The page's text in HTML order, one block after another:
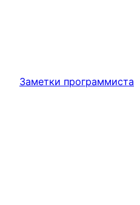
Заметки программиста